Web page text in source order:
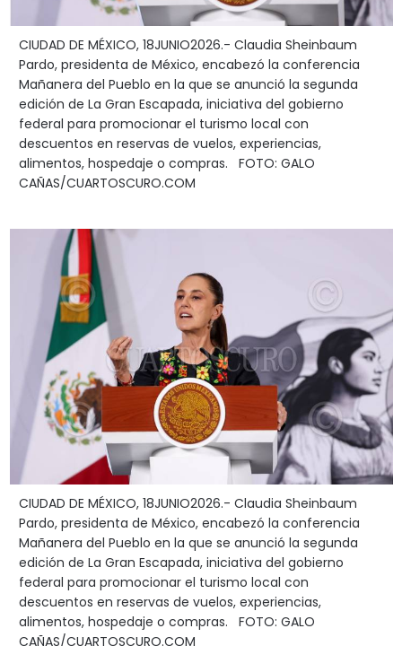
CIUDAD DE MÉXICO, 18JUNIO2026.- Claudia Sheinbaum
Pardo, presidenta de México, encabezó la conferencia
Mañanera del Pueblo en la que se anunció la segunda
edición de La Gran Escapada, iniciativa del gobierno
federal para promocionar el turismo local con
descuentos en reservas de vuelos, experiencias,
alimentos, hospedaje o compras. FOTO: GALO
CAÑAS/CUARTOSCURO.COM
CIUDAD DE MÉXICO, 18JUNIO2026.- Claudia Sheinbaum
Pardo, presidenta de México, encabezó la conferencia
Mañanera del Pueblo en la que se anunció la segunda
edición de La Gran Escapada, iniciativa del gobierno
federal para promocionar el turismo local con
descuentos en reservas de vuelos, experiencias,
alimentos, hospedaje o compras. FOTO: GALO
CAÑAS/CUARTOSCURO.COM